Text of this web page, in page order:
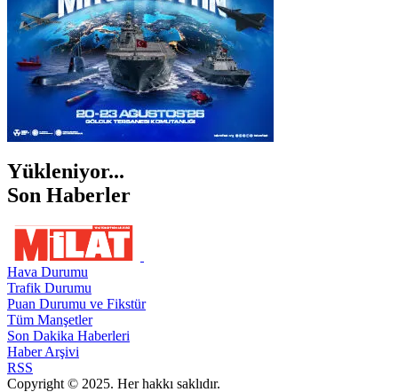
Yükleniyor...
Son Haberler
Hava Durumu
Trafik Durumu
Puan Durumu ve Fikstür
Tüm Manşetler
Son Dakika Haberleri
Haber Arşivi
RSS
Copyright © 2025. Her hakkı saklıdır.